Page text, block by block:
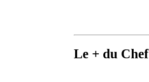
Le + du Chef